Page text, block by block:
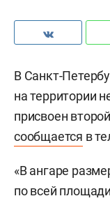
В Санкт-
на территории
присвоен
сообщается в
«В ангаре
по всей